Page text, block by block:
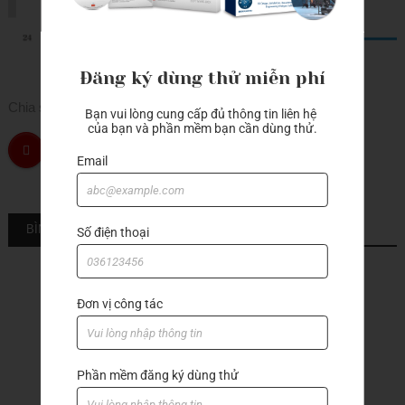
BÌNH LUẬN
Sản phẩm khác
Đăng ký dùng thử miễn phí
Bạn vui lòng cung cấp đủ thông tin liên hệ
của bạn và phần mềm bạn cần dùng thử.
Email
Số điện thoại
Đơn vị công tác
Phần mềm đăng ký dùng thử